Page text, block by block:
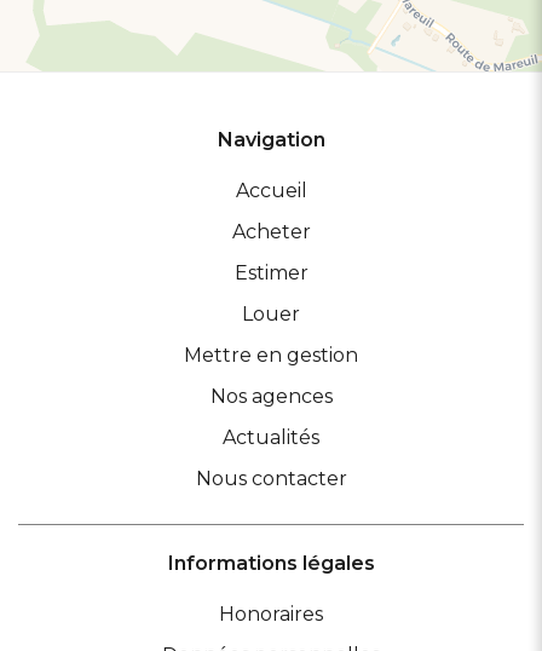
Navigation
Accueil
Acheter
Estimer
Louer
Mettre en gestion
Nos agences
Actualités
Nous contacter
Informations légales
Honoraires